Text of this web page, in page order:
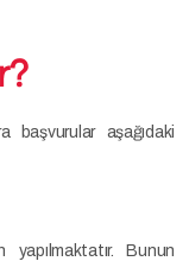
başvurular aşağıdaki
Bunun